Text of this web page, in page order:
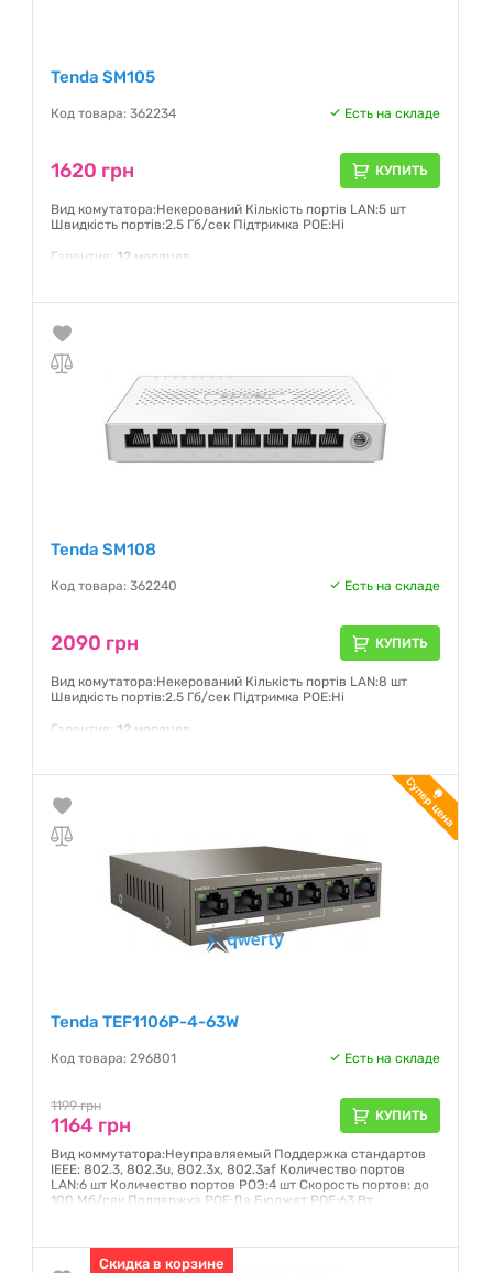
Tenda SM105
Код товара: 362234 Есть на складе
1620 грн КУПИТЬ
Вид комутатора:Некерований Кількість портів LAN:5 шт
Швидкість портів:2.5 Гб/сек Підтримка POE:Ні
Гарантия: 12 месяцев
Tenda SM108
Код товара: 362240 Есть на складе
2090 грн КУПИТЬ
Вид комутатора:Некерований Кількість портів LAN:8 шт
Швидкість портів:2.5 Гб/сек Підтримка POE:Ні
Гарантия: 12 месяцев
Tenda TEF1106P-4-63W
Код товара: 296801 Есть на складе
1199 грн
1164 грн КУПИТЬ
Вид коммутатора:Неуправляемый Поддержка стандартов
IEEE: 802.3, 802.3u, 802.3x, 802.3af Количество портов
LAN:6 шт Количество портов РОЭ:4 шт Скорость портов: до
100 Мб/сек Поддержка POE:Да Бюджет POE:63 Вт
Гарантия:24 месяца
Скидка в корзине